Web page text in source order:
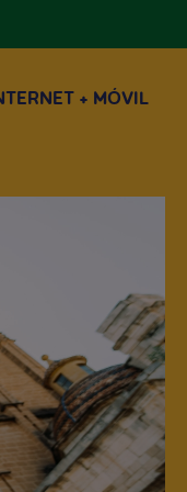
+ MÓVIL